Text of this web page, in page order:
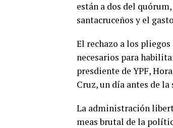
están a dos del
santacruceños y el
El rechazo a los
necesarios para
presdiente de YPF,
Cruz, un día antes de
La administración
meas brutal de la